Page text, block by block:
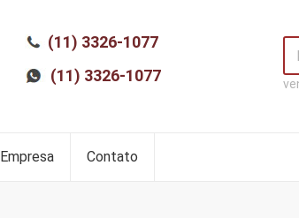
(11) 3326-1077
(11) 3326-1077
Empresa Contato